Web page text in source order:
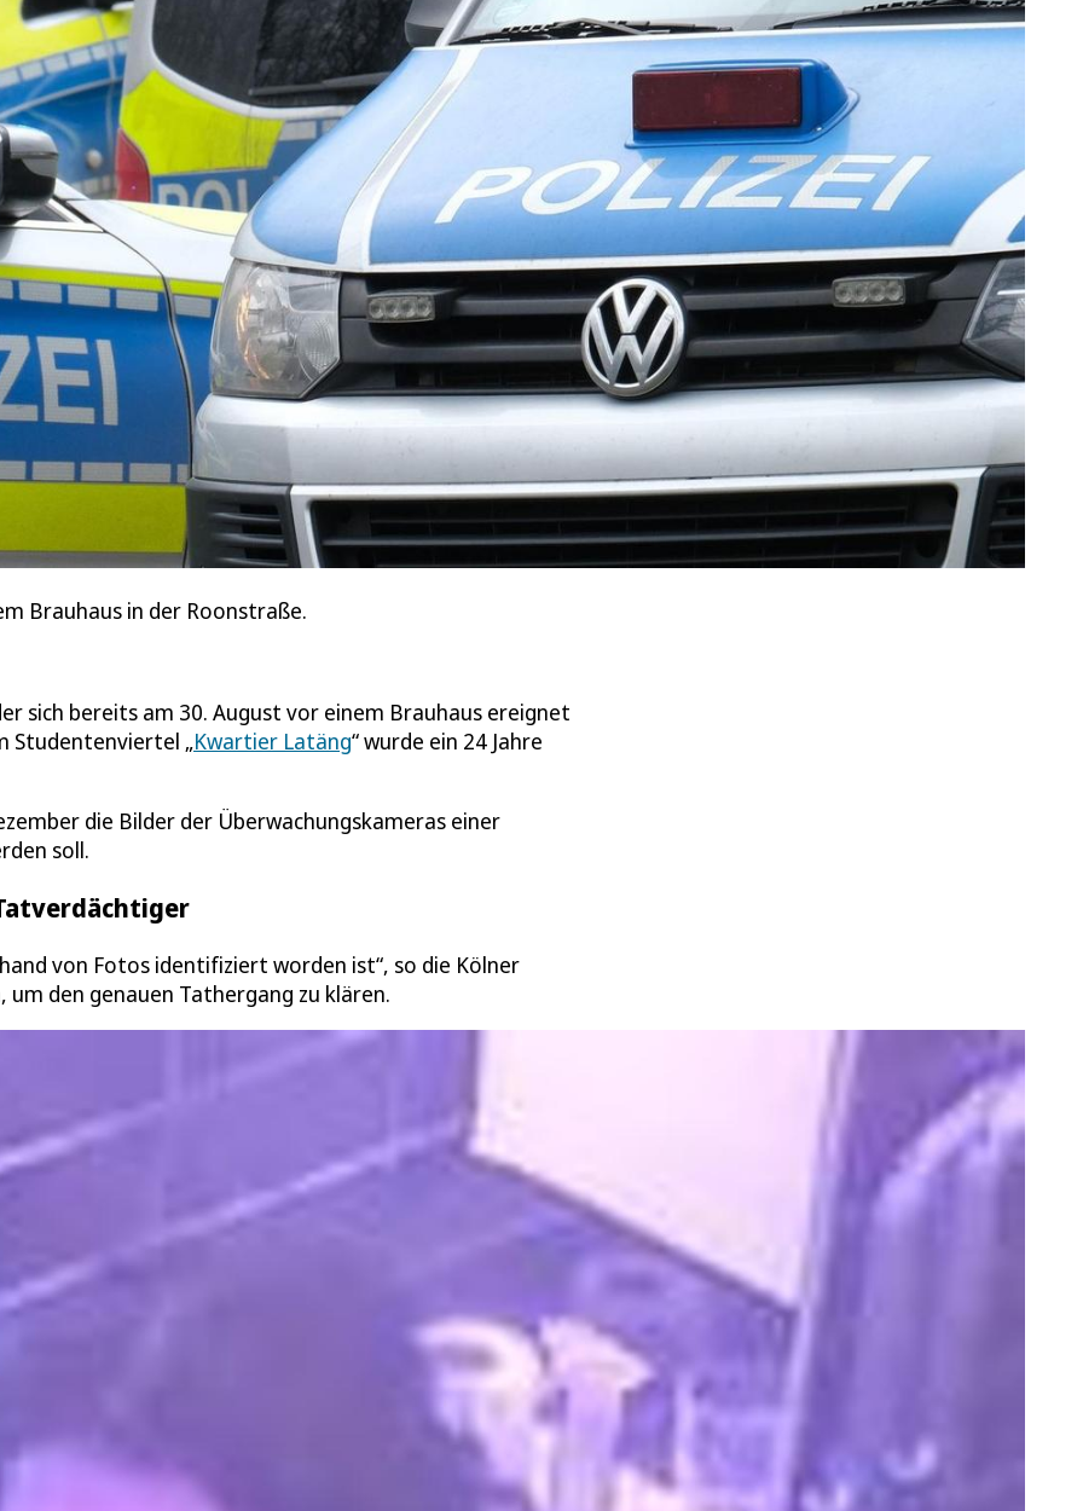
Brauhaus in der Roonstraße.
sich bereits am 30. August vor einem Brauhaus ereignet
Studentenviertel „Kwartier Latäng“ wurde ein 24 Jahre
die Bilder der Überwachungskameras einer
soll.
von Fotos identifiziert worden ist“, so die Kölner
den genauen Tathergang zu klären.